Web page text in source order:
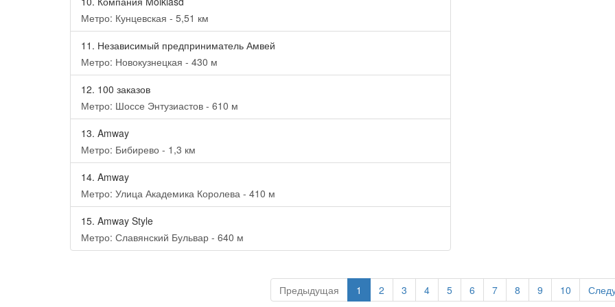
Метро: Кунцевская - 5,51 км
11. Независимый предприниматель Амвей
Метро: Новокузнецкая - 430 м
12. 100 заказов
Метро: Шоссе Энтузиастов - 610 м
13. Amway
Метро: Бибирево - 1,3 км
14. Amway
Метро: Улица Академика Королева - 410 м
15. Amway Style
Метро: Славянский Бульвар - 640 м
Предыдущая 1 2 3 4 5 6 7 8 9 10